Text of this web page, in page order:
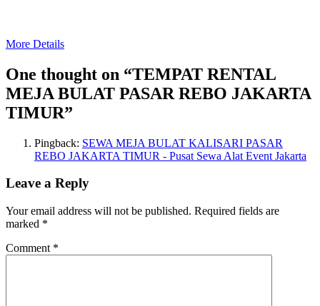
More Details
One thought on “TEMPAT RENTAL
MEJA BULAT PASAR REBO JAKARTA
TIMUR”
Pingback: SEWA MEJA BULAT KALISARI PASAR
REBO JAKARTA TIMUR - Pusat Sewa Alat Event Jakarta
Leave a Reply
Your email address will not be published. Required fields are
marked *
Comment *